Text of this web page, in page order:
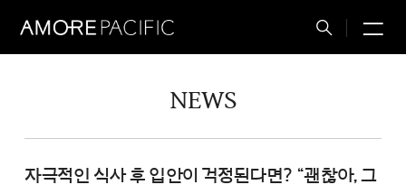
Total
NEWS
자극적인 식사 후 입안이 걱정된다면? “괜찮아, 그